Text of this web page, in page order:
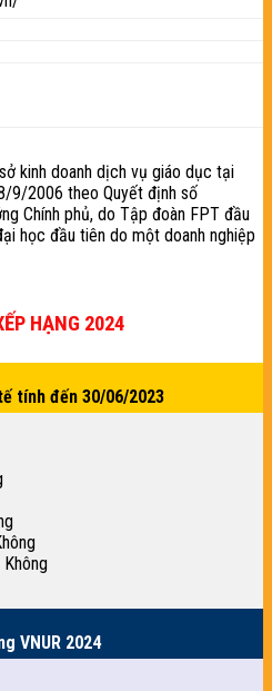
kinh doanh dịch vụ giáo dục tại
9/2006 theo Quyết định số
Chính phủ, do Tập đoàn FPT đầu
học đầu tiên do một doanh nghiệp
HẠNG 2024
tính đến 30/06/2023
Không
VNUR 2024